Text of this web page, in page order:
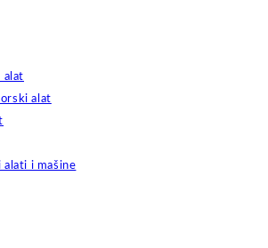
alat
alat
alati i mašine